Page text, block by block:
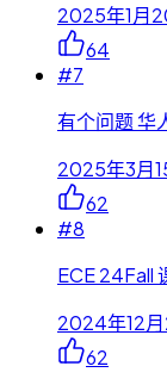
2025年1月
64
#7
有个问题 华
2025年3月
62
#8
ECE 24Fall
2024年12
62